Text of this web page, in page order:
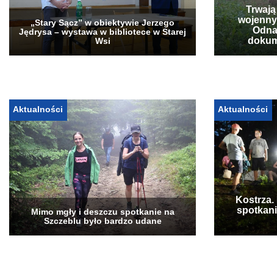
„Stary Sącz” w obiektywie Jerzego
Jędrysa – wystawa w bibliotece w Starej
Wsi
Aktualności
Mimo mgły i deszczu spotkanie na
Szczeblu było bardzo udane
Aktualności